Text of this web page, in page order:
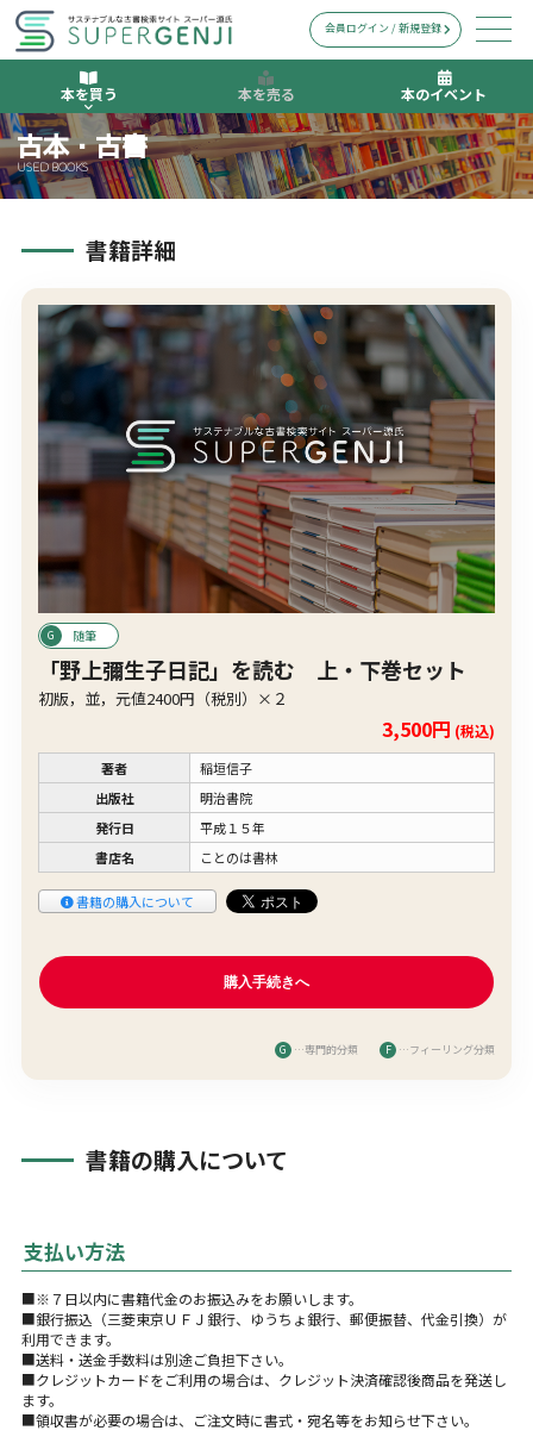
本を買う 本を売る 本のイベント
会員ログイン / 新規登録
古本・古書
USED BOOKS
書籍詳細
随筆
「野上彌生子日記」を読む 上・下巻セット
初版，並，元値2400円（税別）×２
3,500円 (税込)
著者
稲垣信子
出版社
明治書院
発行日
平成１５年
書店名
ことのは書林
書籍の購入について
G …専門的分類 F …フィーリング分類
書籍の購入について
支払い方法
■※７日以内に書籍代金のお振込みをお願いします。
■銀行振込（三菱東京ＵＦＪ銀行、ゆうちょ銀行、郵便振替、代金引換）が
利用できます。
■送料・送金手数料は別途ご負担下さい。
■クレジットカードをご利用の場合は、クレジット決済確認後商品を発送し
ます。
■領収書が必要の場合は、ご注文時に書式・宛名等をお知らせ下さい。